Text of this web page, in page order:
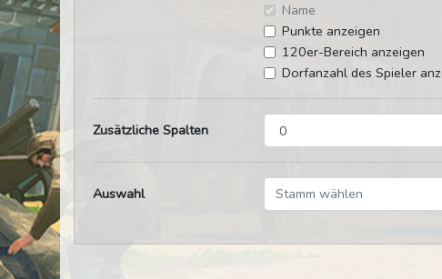
Name
Punkte anzeigen
120er-Bereich anzeigen
Dorfanzahl des Spieler
Zusätzliche Spalten
Auswahl Stamm wählen